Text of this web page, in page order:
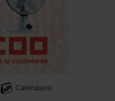
Calendario